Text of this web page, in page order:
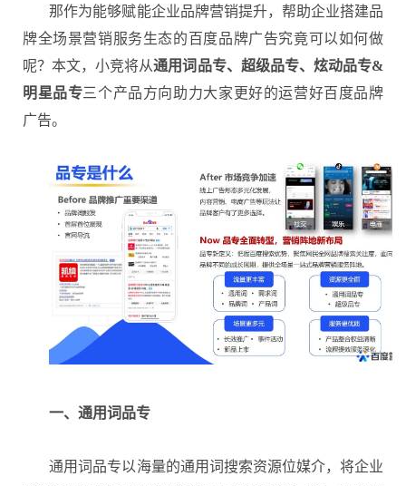
那作为能够赋能企业品牌营销提升，帮助企业搭建品
牌全场景营销服务生态的百度品牌广告究竟可以如何做
呢？本文，小竞将从通用词品专、超级品专、炫动品专&
明星品专三个产品方向助力大家更好的运营好百度品牌
广告。
一、通用词品专
通用词品专以海量的通用词搜索资源位媒介，将企业